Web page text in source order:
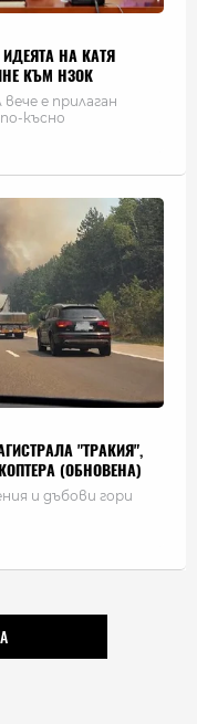
НА КАТЯ
КЪМ НЗОК
е прилаган
късно
"ТРАКИЯ",
(ОБНОВЕНА)
и дъбови гори